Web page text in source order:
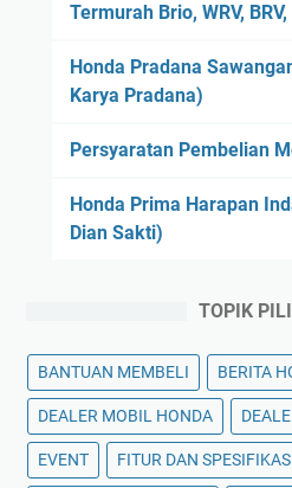
Termurah Brio, WRV, BRV,
Honda Pradana
Karya Pradana)
Persyaratan Pembelian
Honda Prima Harapan
Dian Sakti)
TOPIK
BANTUAN MEMBELI BERITA
DEALER MOBIL HONDA
EVENT FITUR DAN